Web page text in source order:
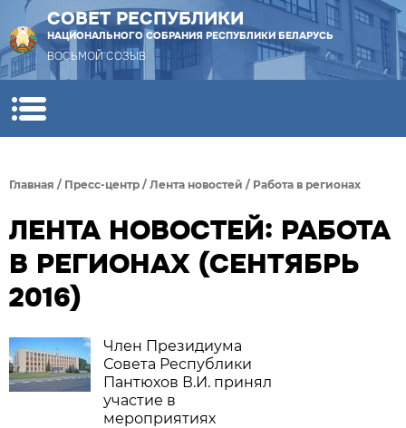
СОВЕТ РЕСПУБЛИКИ
НАЦИОНАЛЬНОГО СОБРАНИЯ РЕСПУБЛИКИ БЕЛАРУСЬ
ВОСЬМОЙ СОЗЫВ
Главная / Пресс-центр / Лента новостей / Работа в регионах
ЛЕНТА НОВОСТЕЙ: РАБОТА
В РЕГИОНАХ (СЕНТЯБРЬ
2016)
Член Президиума
Совета Республики
Пантюхов В.И. принял
участие в
мероприятиях